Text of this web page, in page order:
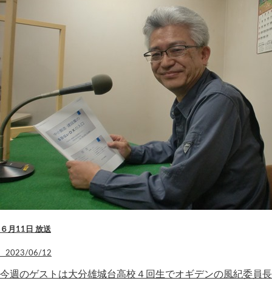
６月11日 放送
2023/06/12
今週のゲストは大分雄城台高校４回生でオギデンの風紀委員長